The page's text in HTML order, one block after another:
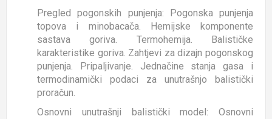
Pregled pogonskih punjenja: Pogonska punjenja
topova i minobacača. Hemijske komponente
sastava goriva. Termohemija. Balističke
karakteristike goriva. Zahtjevi za dizajn pogonskog
punjenja. Pripaljivanje. Jednačine stanja gasa i
termodinamički podaci za unutrašnjo balistički
proračun.
Osnovni unutrašnji balistički model: Osnovni